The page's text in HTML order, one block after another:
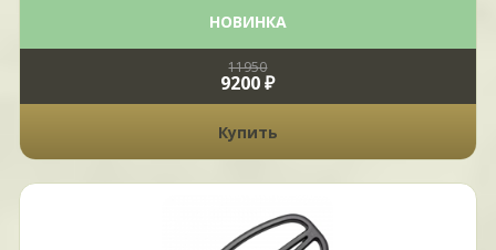
НОВИНКА
11950
9200 ₽
Купить